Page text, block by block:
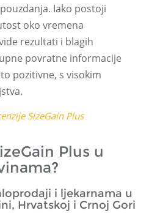
Iako postoji
oko vremena
rezultati i blagih
povratne informacije
pozitivne, s visokim
SizeGain Plus
Plus u
i ljekarnama u
Hrvatskoj i Crnoj Gori